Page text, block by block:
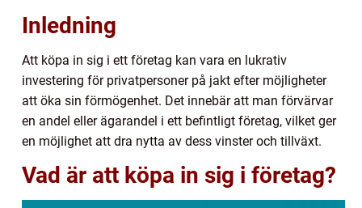
Inledning
Att köpa in sig i ett företag kan vara en lukrativ
investering för privatpersoner på jakt efter möjligheter
att öka sin förmögenhet. Det innebär att man förvärvar
en andel eller ägarandel i ett befintligt företag, vilket ger
en möjlighet att dra nytta av dess vinster och tillväxt.
Vad är att köpa in sig i företag?